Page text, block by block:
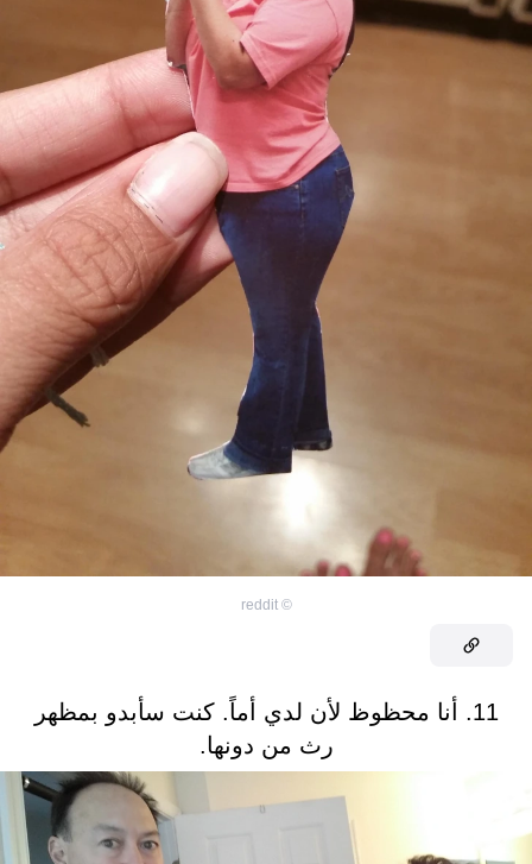
©
reddit
11. أنا محظوظ لأن لدي أماً. كنت سأبدو بمظهر
رث من دونها.